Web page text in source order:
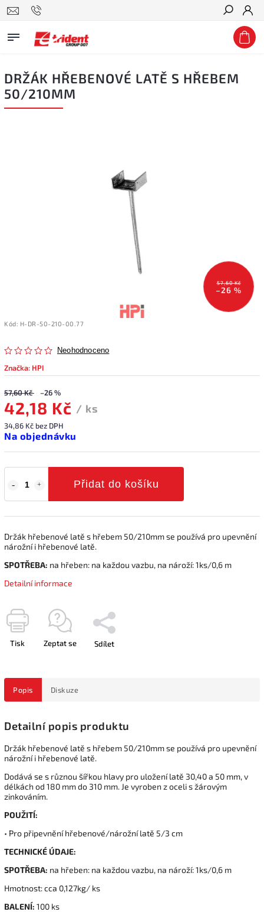
Hledat
DRŽÁK HŘEBENOVÉ LATĚ S HŘEBEM
50/210MM
57,60 Kč
–26 %
Kód: H-DR-50-210-00.77
Neohodnoceno
Značka: HPI
57,60 Kč –26 %
42,18 Kč / ks
34,86 Kč bez DPH
Na objednávku
Přidat do košíku
Držák hřebenové latě s hřebem 50/210mm se používá pro upevnění
nárožní i hřebenové latě.
SPOTŘEBA: na hřeben: na každou vazbu, na nároží: 1ks/0,6 m
Detailní informace
Tisk Zeptat se Sdílet
Popis Diskuze
Detailní popis produktu
Držák hřebenové latě s hřebem 50/210mm se používá pro upevnění
nárožní i hřebenové latě.
Dodává se s různou šířkou hlavy pro uložení latě 30,40 a 50 mm, v
délkách od 180 mm do 310 mm. Je vyroben z oceli s žárovým
zinkováním.
POUŽITÍ:
• Pro připevnění hřebenové/nárožní latě 5/3 cm
TECHNICKÉ ÚDAJE:
SPOTŘEBA: na hřeben: na každou vazbu, na nároží: 1ks/0,6 m
Hmotnost: cca 0,127kg/ ks
BALENÍ: 100 ks